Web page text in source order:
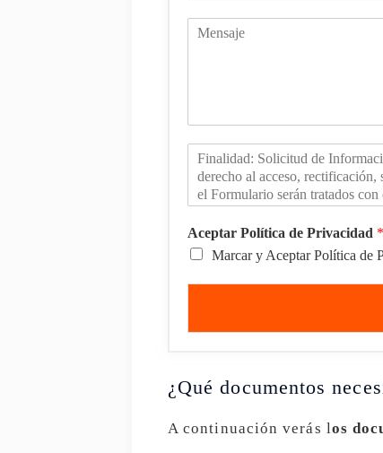
Aceptar Política de Privacidad *
Marcar y Aceptar Política de
¿Qué documentos
A continuación verás los